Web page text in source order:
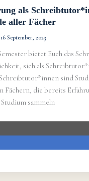
als
aller Fächer
16 September, 2023
bietet Euch das
sich als
sind
Fächern, die bereits
sammeln